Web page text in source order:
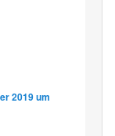
2019 um